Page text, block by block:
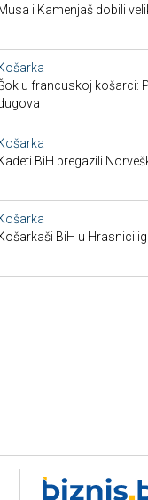
i Kamenjaš dobili
u francuskoj košarci:
BiH pregazili
BiH u Hrasnici